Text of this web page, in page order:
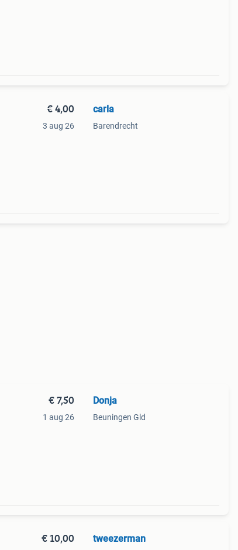
€ 4,00
3 aug 26
carla
Barendrecht
€ 7,50
1 aug 26
Donja
Beuningen Gld
€ 10,00 tweezerman